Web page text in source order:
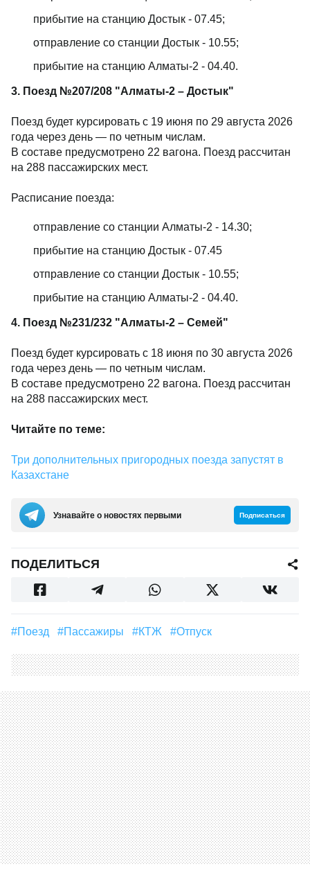
⁠прибытие на станцию Достык - 07.45;
отправление со станции Достык - 10.55;
прибытие на станцию Алматы-2 - 04.40.
3. Поезд №207/208 "Алматы-2 – Достык"
Поезд будет курсировать с 19 июня по 29 августа 2026
года через день — по четным числам.
В составе предусмотрено 22 вагона. Поезд рассчитан
на 288 пассажирских мест.
Расписание поезда:
отправление со станции Алматы-2 - 14.30;
прибытие на станцию Достык - 07.45
⁠отправление со станции Достык - 10.55;
прибытие на станцию Алматы-2 - 04.40.
4. Поезд №231/232 "Алматы-2 – Семей"
Поезд будет курсировать с 18 июня по 30 августа 2026
года через день — по четным числам.
В составе предусмотрено 22 вагона. Поезд рассчитан
на 288 пассажирских мест.
Читайте по теме:
Три дополнительных пригородных поезда запустят в
Казахстане
Узнавайте о новостях первыми Подписаться
ПОДЕЛИТЬСЯ
#Поезд #пассажиры #КТЖ #отпуск